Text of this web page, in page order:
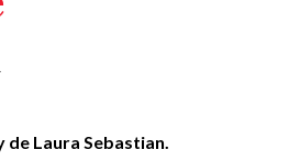
Laura Sebastian.